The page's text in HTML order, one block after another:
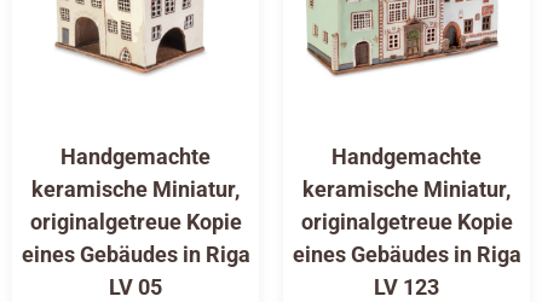
Handgemachte
keramische Miniatur,
originalgetreue Kopie
eines Gebäudes in Riga
LV 05
Handgemachte
keramische Miniatur,
originalgetreue Kopie
eines Gebäudes in Riga
LV 123